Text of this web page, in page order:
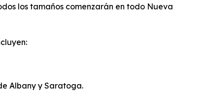
los tamaños comenzarán en todo Nueva
Albany y Saratoga.